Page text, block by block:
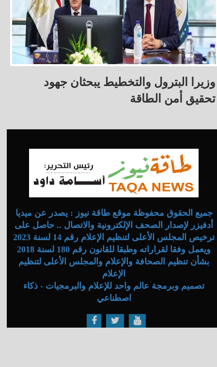
وزيرا البترول والتخطيط يبحثان جهود
تحقيق أمن الطاقة
جميع الحقوق محفوظة موقع طاقة نيوز : يصدر عن ميديا
أدفيزر لإصدار الصحف الإلكترونية والاتصال .. حاصل على
ترخيص المجلس الأعلى لتنظيم الإعلام رقم 14 لسنة 2023
ويعمل وفقا لقراراته وطبقا للقانون رقم 180 لسنة 2018
بشأن تنظيم الصحافة والإعلام والمجلس الأعلى لتنظيم
الإعلام
تصميم وبرمجة عالم واحد للإعلام والبرمجيات - ذكاء
اصطناعي